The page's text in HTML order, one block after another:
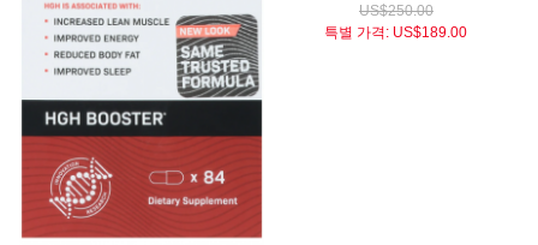
US$250.00
특별 가격: US$189.00